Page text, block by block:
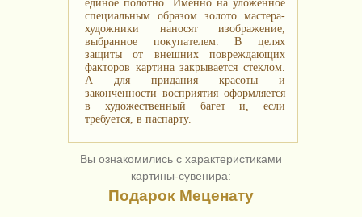
единое полотно. Именно на уложенное
специальным образом золото мастера-
художники наносят изображение,
выбранное покупателем. В целях
защиты от внешних повреждающих
факторов картина закрывается стеклом.
А для придания красоты и
законченности восприятия оформляется
в художественный багет и, если
требуется, в паспарту.
Вы ознакомились с характеристиками
картины-сувенира:
Подарок Меценату